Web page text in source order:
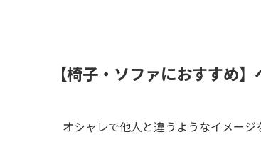
【椅子・ソファにおすすめ
オシャレで他人と違うようなイメー